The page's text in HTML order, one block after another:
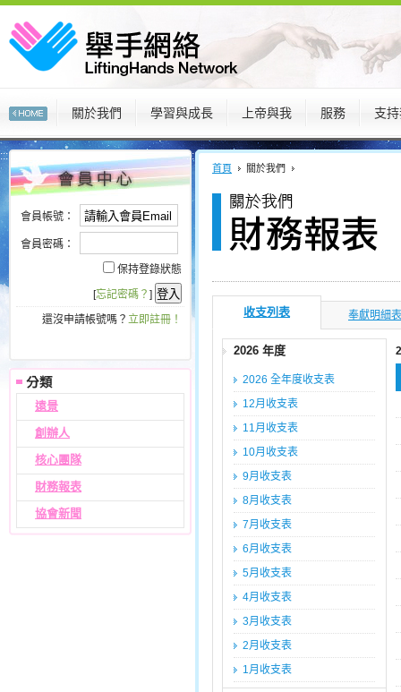
關於我們 學習與成長 上帝與我 服務 支
:::
會員帳號：
會員密碼：
保持登錄狀態
[忘記密碼？ ]
還沒申請帳號嗎？ 立即註冊！
遠景
創辦人
核心團隊
財務報表
協會新聞
:::
首頁 關於我們
收支列表 奉獻明細表
2026 年度
2026 全年度收支表
12月收支表
11月收支表
10月收支表
9月收支表
8月收支表
7月收支表
6月收支表
5月收支表
4月收支表
3月收支表
2月收支表
1月收支表